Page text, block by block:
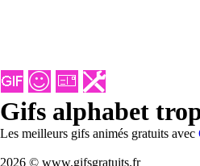
Gifs alphabet
Les meilleurs gifs animés gratuits avec
2026 © www.gifsgratuits.fr